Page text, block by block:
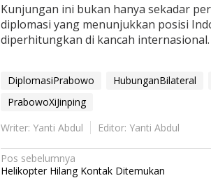
Kunjungan ini bukan hanya sekadar
diplomasi yang menunjukkan posisi
diperhitungkan di kancah internasional.
DiplomasiPrabowo HubunganBilateral
PrabowoXiJinping
Writer: Yanti Abdul
Editor: Yanti Abdul
N
Pos sebelumnya
Helikopter Hilang Kontak Ditemukan